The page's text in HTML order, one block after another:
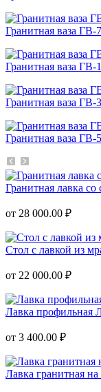
Гранитная ваза ГВ-7
Гранитная ваза ГВ-
Гранитная ваза ГВ-3
Гранитная ваза ГВ-5
Гранитная лавка
от 28 000.00 ₽
Стол с лавкой из
от 22 000.00 ₽
Лавка профильная
от 3 400.00 ₽
Лавка гранитная